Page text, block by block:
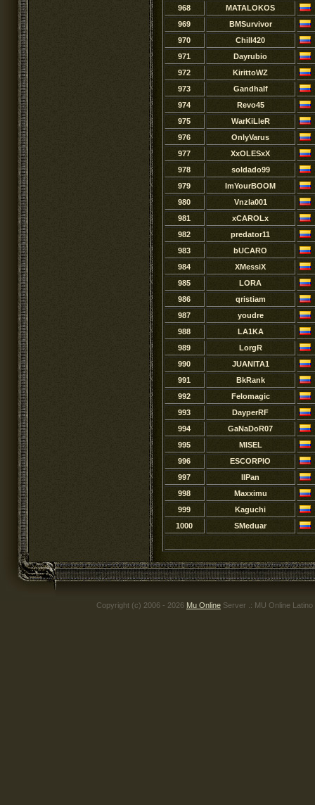
968
MATALOKOS
969
BMSurvivor
970
Chill420
971
Dayrubio
972
KirittoWZ
973
GandhaIf
974
Revo45
975
WarKiLleR
976
OnlyVarus
977
XxOLESxX
978
soldado99
979
ImYourBOOM
980
Vnzla001
981
xCAROLx
982
predator11
983
bUCARO
984
XMessiX
985
LORA
986
qristiam
987
youdre
988
LA1KA
989
LorgR
990
JUANITA1
991
BkRank
992
Felomagic
993
DayperRF
994
GaNaDoR07
995
MISEL
996
ESCORPlO
997
IIPan
998
Maxximu
999
Kaguchi
1000
SMeduar
Copyright (c) 2006 - 2026 Mu Online Server .: MU Online